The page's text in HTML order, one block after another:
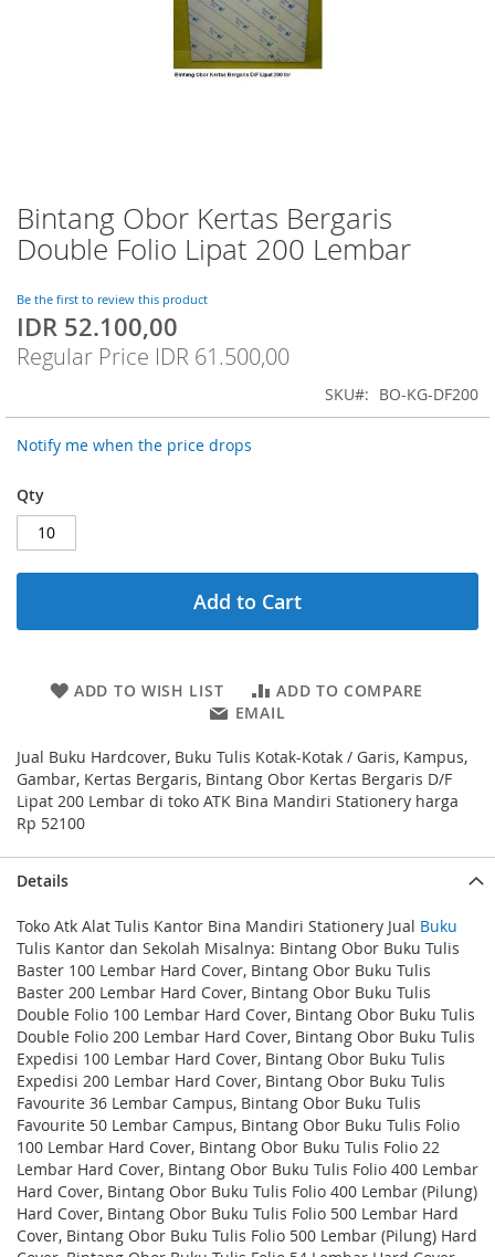
Bintang Obor Kertas Bergaris
Double Folio Lipat 200 Lembar
Be the first to review this product
Special
Price
IDR 52.100,00
Regular Price IDR 61.500,00
SKU BO-KG-DF200
Notify me when the price drops
Qty
Add to Cart
ADD TO WISH LIST
ADD TO COMPARE
EMAIL
Jual Buku Hardcover, Buku Tulis Kotak-Kotak / Garis, Kampus,
Gambar, Kertas Bergaris, Bintang Obor Kertas Bergaris D/F
Lipat 200 Lembar di toko ATK Bina Mandiri Stationery harga
Rp 52100
Skip
to
the
of
the
images
gallery
Details
Toko Atk Alat Tulis Kantor Bina Mandiri Stationery Jual Buku
Tulis Kantor dan Sekolah Misalnya: Bintang Obor Buku Tulis
Baster 100 Lembar Hard Cover, Bintang Obor Buku Tulis
Baster 200 Lembar Hard Cover, Bintang Obor Buku Tulis
Double Folio 100 Lembar Hard Cover, Bintang Obor Buku Tulis
Double Folio 200 Lembar Hard Cover, Bintang Obor Buku Tulis
Expedisi 100 Lembar Hard Cover, Bintang Obor Buku Tulis
Expedisi 200 Lembar Hard Cover, Bintang Obor Buku Tulis
Favourite 36 Lembar Campus, Bintang Obor Buku Tulis
Favourite 50 Lembar Campus, Bintang Obor Buku Tulis Folio
100 Lembar Hard Cover, Bintang Obor Buku Tulis Folio 22
Lembar Hard Cover, Bintang Obor Buku Tulis Folio 400 Lembar
Hard Cover, Bintang Obor Buku Tulis Folio 400 Lembar (Pilung)
Hard Cover, Bintang Obor Buku Tulis Folio 500 Lembar Hard
Cover, Bintang Obor Buku Tulis Folio 500 Lembar (Pilung) Hard